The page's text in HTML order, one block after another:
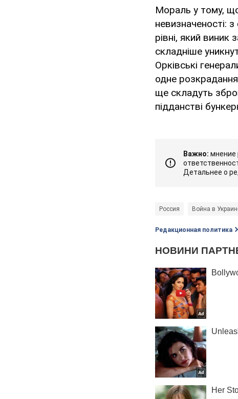
Мораль у тому, що
невизначеності:
рівні, який виник
складніше
Орківські
одне
ще складуть
підданстві
Важно: мнение
Детальнее о
Россия Война в
Редакционная политика